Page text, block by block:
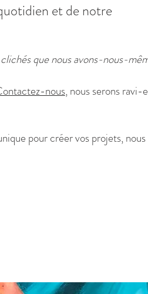
et de notre
nous-mêmes
nous, nous serons ravi-
pour créer vos projets,